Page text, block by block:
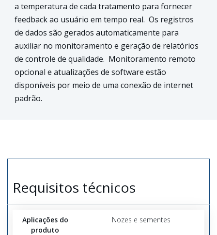
a temperatura de cada tratamento para fornecer
feedback ao usuário em tempo real. Os registros
de dados são gerados automaticamente para
auxiliar no monitoramento e geração de relatórios
de controle de qualidade. Monitoramento remoto
opcional e atualizações de software estão
disponíveis por meio de uma conexão de internet
padrão.
Requisitos técnicos
Aplicações do
produto
Nozes e sementes